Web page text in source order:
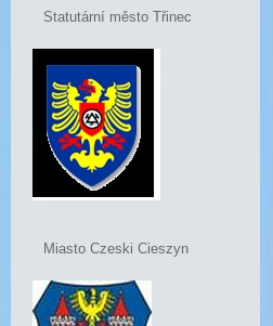
Statutární město Třinec
Miasto Czeski Cieszyn